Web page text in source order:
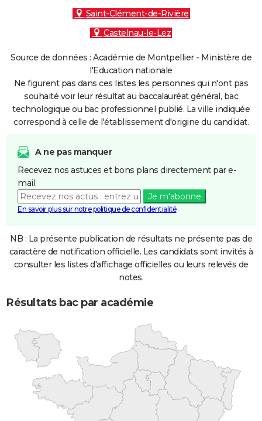
Saint-Clément-de-Rivière
Castelnau-le-Lez
Source de données : Académie de Montpellier - Ministère de
l'Education nationale
Ne figurent pas dans ces listes les personnes qui n'ont pas
souhaité voir leur résultat au baccalauréat général, bac
technologique ou bac professionnel publié. La ville indiquée
correspond à celle de l'établissement d'origine du candidat.
A ne pas manquer
Recevez nos astuces et bons plans directement par e-
mail.
Je m'abonne
En savoir plus sur notre politique de confidentialité
NB : La présente publication de résultats ne présente pas de
caractère de notification officielle. Les candidats sont invités à
consulter les listes d'affichage officielles ou leurs relevés de
notes.
Résultats bac par académie